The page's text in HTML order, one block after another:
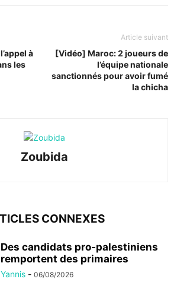
à
les
Article suivant
[Vidéo] Maroc: 2 joueurs de
l’équipe nationale
sanctionnés pour avoir fumé
la chicha
Zoubida
CONNEXES
Des candidats pro-palestiniens
remportent des primaires
Yannis - 06/08/2026